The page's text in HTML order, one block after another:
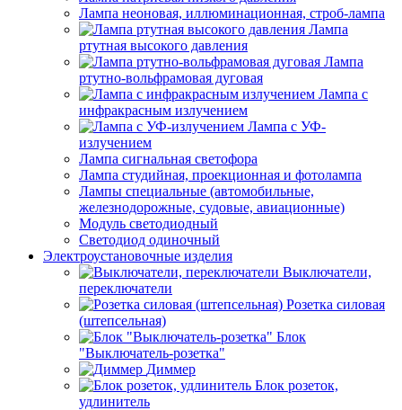
Лампа неоновая, иллюминационная, строб-лампа
Лампа
ртутная высокого давления
Лампа
ртутно-вольфрамовая дуговая
Лампа с
инфракрасным излучением
Лампа с УФ-
излучением
Лампа сигнальная светофора
Лампа студийная, проекционная и фотолампа
Лампы специальные (автомобильные,
железнодорожные, судовые, авиационные)
Модуль светодиодный
Светодиод одиночный
Электроустановочные изделия
Выключатели,
переключатели
Розетка силовая
(штепсельная)
Блок
"Выключатель-розетка"
Диммер
Блок розеток,
удлинитель